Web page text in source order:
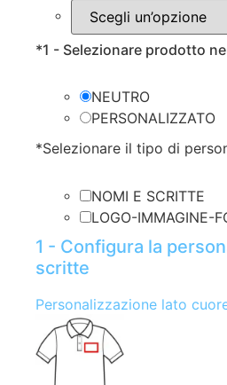
*1 - Selezionare prodotto
NEUTRO
PERSONALIZZATO
*Selezionare il tipo di
NOMI E SCRITTE
LOGO-IMMAGINE-
1 - Configura la
scritte
Personalizzazione lato